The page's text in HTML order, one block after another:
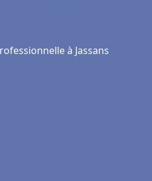
à Jassans